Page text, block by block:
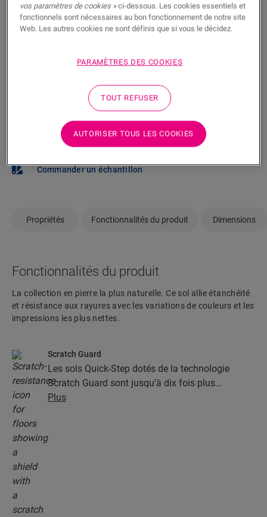
RECHERCHER
Pas sûr que ce sol corresponde à votre
style et à vos besoins ?
Afficher dans votre pièce
Commander un échantillon
Propriétés Fonctionnalités du produit Dimensions
Fonctionnalités du produit
La collection en pierre la plus naturelle. Ce sol allie étanchéité
et résistance aux rayures avec les variations de couleurs et les
impressions les plus nettes.
Scratch Guard
Les sols Quick-Step dotés de la technologie
Scratch Guard sont jusqu’à dix fois plus
résistants aux rayures que les autres sols.
Plus
vos paramètres de cookies »ci-dessous. Les cookies essentiels et
fonctionnels sont nécessaires au bon fonctionnement de notre site
Web. Les autres cookies ne sont définis que si vous le décidez.
PARAMÈTRES DES COOKIES
TOUT REFUSER
AUTORISER TOUS LES COOKIES